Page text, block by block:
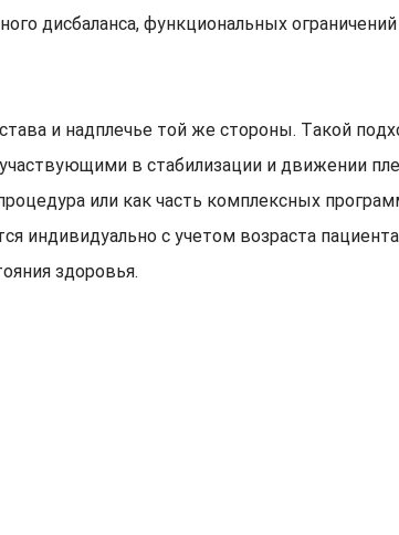
дисбаланса, функциональных ограничений
и надплечье той же стороны. Такой
в стабилизации и движении
или как часть комплексных
индивидуально с учетом возраста
здоровья.